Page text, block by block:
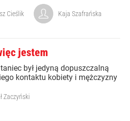
Cieślik Kaja Szafrańska
jestem
był jedyną dopuszczalną
kontaktu kobiety i mężczyzny
Zaczyński